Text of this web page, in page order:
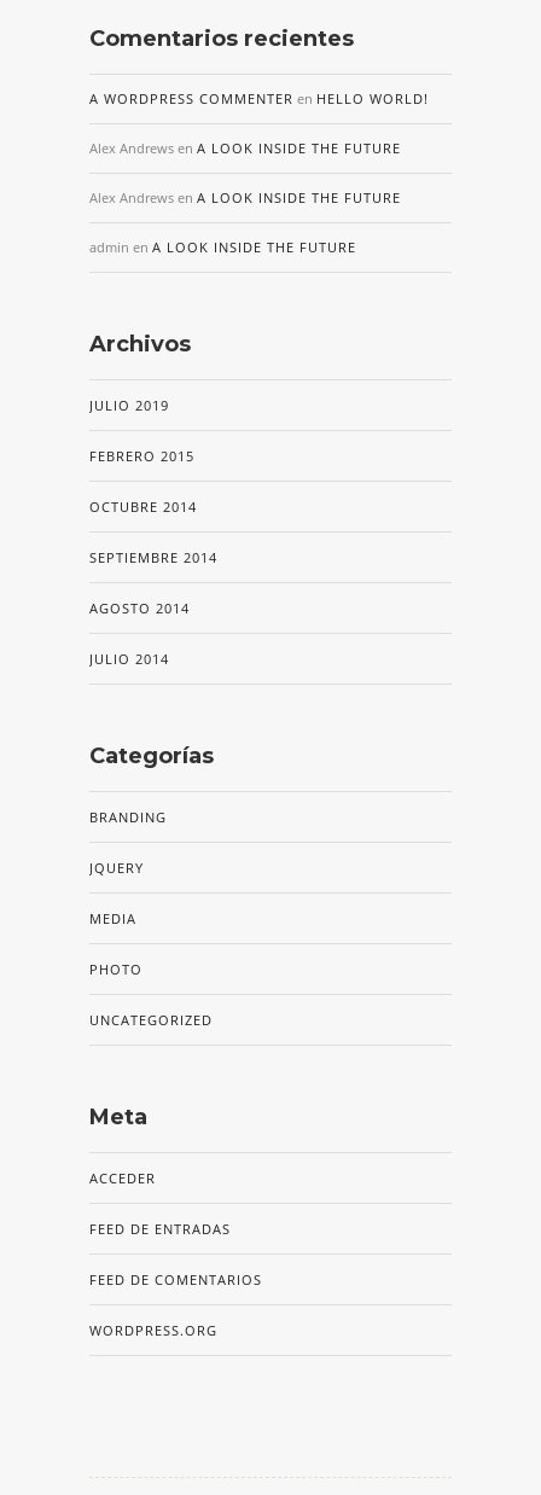
Comentarios recientes
A WORDPRESS COMMENTER en HELLO WORLD!
Alex Andrews en A LOOK INSIDE THE FUTURE
Alex Andrews en A LOOK INSIDE THE FUTURE
admin en A LOOK INSIDE THE FUTURE
Archivos
JULIO 2019
FEBRERO 2015
OCTUBRE 2014
SEPTIEMBRE 2014
AGOSTO 2014
JULIO 2014
Categorías
BRANDING
JQUERY
MEDIA
PHOTO
UNCATEGORIZED
Meta
ACCEDER
FEED DE ENTRADAS
FEED DE COMENTARIOS
WORDPRESS.ORG